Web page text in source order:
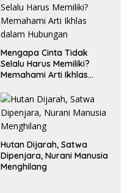
Mengapa Cinta Tidak
Selalu Harus Memiliki?
Memahami Arti Ikhlas
Hutan Dijarah, Satwa
Dipenjara, Nurani Manusia
Menghilang